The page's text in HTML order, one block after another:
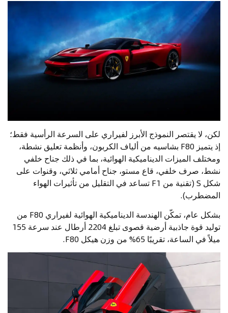
لكن، لا يقتصر النموذج الأبرز لفيراري على السرعة الرأسية فقط؛
إذ يتميز F80 بشاسيه من ألياف الكربون، وأنظمة تعليق نشطة،
ومختلف الميزات الديناميكية الهوائية، بما في ذلك جناح خلفي
نشط، صرف خلفي، قاع مستو، جناح أمامي ثلاثي، وقنوات على
شكل S (تقنية من F1 تساعد في التقليل من تأثيرات الهواء
المضطرب).
بشكل عام، تمكّن الهندسة الديناميكية الهوائية لفيراري F80 من
توليد قوة جاذبية أرضية قصوى تبلغ 2204 أرطال عند سرعة 155
ميلاً في الساعة، تقريبًا 65% من وزن هيكل F80.